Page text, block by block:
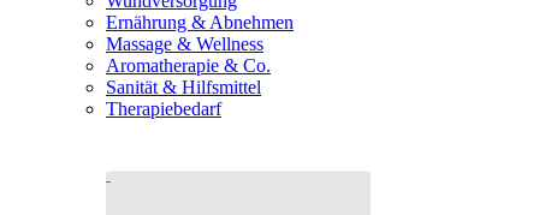
Ernährung & Abnehmen
Massage & Wellness
Aromatherapie & Co.
Sanität & Hilfsmittel
Therapiebedarf